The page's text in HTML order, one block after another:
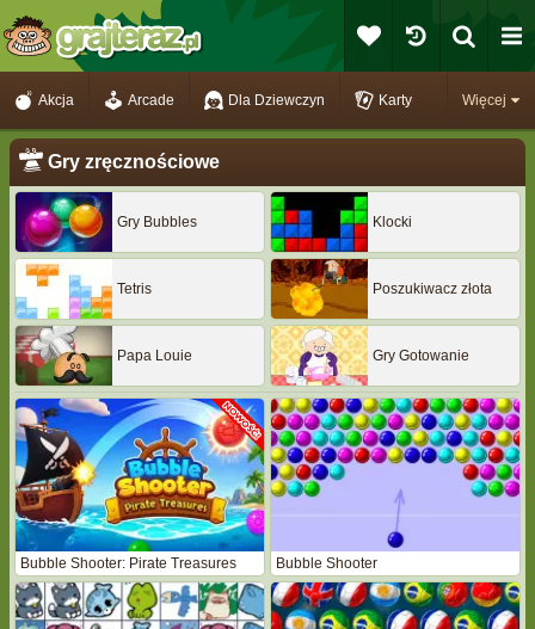
Więcej
Akcja Arcade Dla Dziewczyn Karty
Gry zręcznościowe
Gry Bubbles Klocki
Tetris Poszukiwacz złota
Papa Louie Gry Gotowanie
Bubble Shooter: Pirate Treasures Bubble Shooter